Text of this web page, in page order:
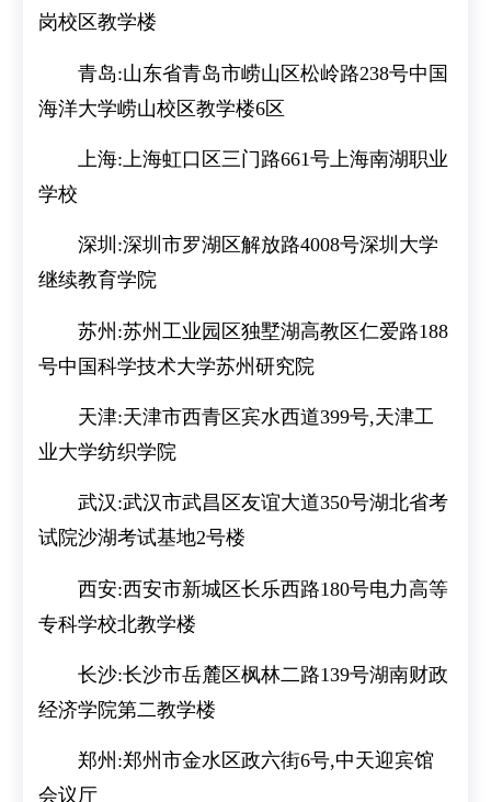
岗校区教学楼
青岛:山东省青岛市崂山区松岭路238号中国
海洋大学崂山校区教学楼6区
上海:上海虹口区三门路661号上海南湖职业
学校
深圳:深圳市罗湖区解放路4008号深圳大学
继续教育学院
苏州:苏州工业园区独墅湖高教区仁爱路188
号中国科学技术大学苏州研究院
天津:天津市西青区宾水西道399号,天津工
业大学纺织学院
武汉:武汉市武昌区友谊大道350号湖北省考
试院沙湖考试基地2号楼
西安:西安市新城区长乐西路180号电力高等
专科学校北教学楼
长沙:长沙市岳麓区枫林二路139号湖南财政
经济学院第二教学楼
郑州:郑州市金水区政六街6号,中天迎宾馆
会议厅